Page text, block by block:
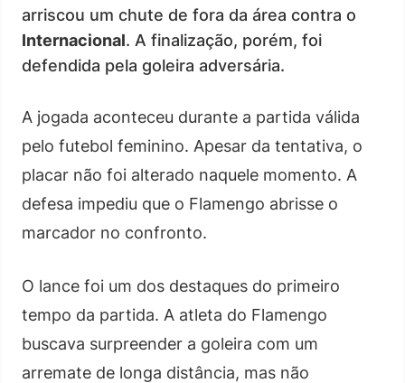
arriscou um chute de fora da área contra o
Internacional. A finalização, porém, foi
defendida pela goleira adversária.
A jogada aconteceu durante a partida válida
pelo futebol feminino. Apesar da tentativa, o
placar não foi alterado naquele momento. A
defesa impediu que o Flamengo abrisse o
marcador no confronto.
O lance foi um dos destaques do primeiro
tempo da partida. A atleta do Flamengo
buscava surpreender a goleira com um
arremate de longa distância, mas não